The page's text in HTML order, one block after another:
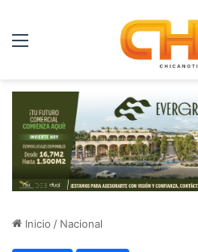
Menú
Inicio / Nacional